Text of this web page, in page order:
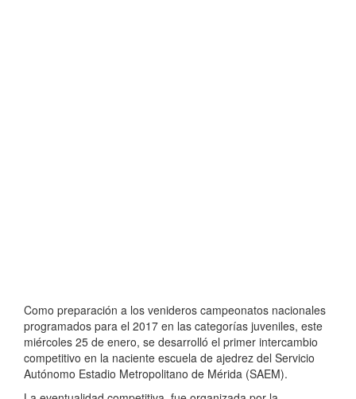
Como preparación a los venideros campeonatos nacionales
programados para el 2017 en las categorías juveniles, este
miércoles 25 de enero, se desarrolló el primer intercambio
competitivo en la naciente escuela de ajedrez del Servicio
Autónomo Estadio Metropolitano de Mérida (SAEM).